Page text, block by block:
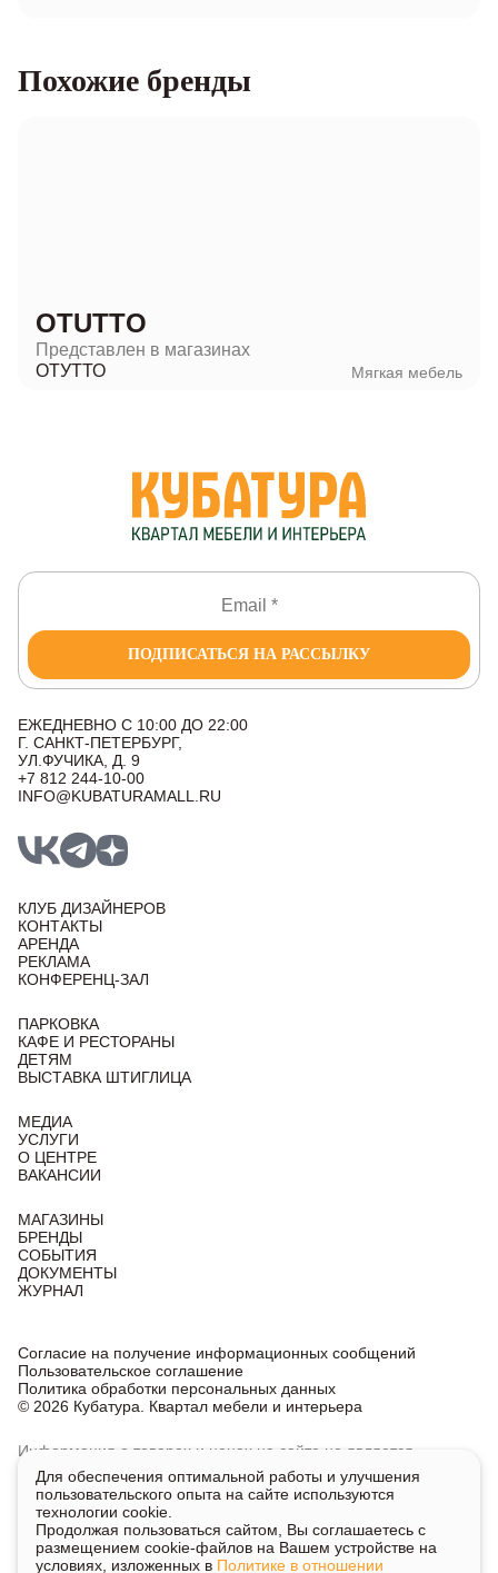
Похожие бренды
OTUTTO
Представлен в магазинах
ОТУТТО
Мягкая мебель
ПОДПИСАТЬСЯ НА РАССЫЛКУ
ЕЖЕДНЕВНО С 10:00 ДО 22:00
Г. САНКТ-ПЕТЕРБУРГ,
УЛ.ФУЧИКА, Д. 9
+7 812 244-10-00
INFO@KUBATURAMALL.RU
КЛУБ ДИЗАЙНЕРОВ
КОНТАКТЫ
АРЕНДА
РЕКЛАМА
КОНФЕРЕНЦ-ЗАЛ
ПАРКОВКА
КАФЕ И РЕСТОРАНЫ
ДЕТЯМ
ВЫСТАВКА ШТИГЛИЦА
МЕДИА
УСЛУГИ
О ЦЕНТРЕ
ВАКАНСИИ
МАГАЗИНЫ
БРЕНДЫ
СОБЫТИЯ
ДОКУМЕНТЫ
ЖУРНАЛ
© 2026 Кубатура. Квартал мебели и интерьера
Согласие на получение информационных сообщений
Пользовательское соглашение
Политика обработки персональных данных
Информация о товарах и ценах на сайте не является
публичной офертой, носит исключительно информационный
характер.
Для получения подробной информации о наличии
и стоимости указанных товаров и услуг напишите или
позвоните нам.
Для обеспечения оптимальной работы и улучшения
пользовательского опыта на сайте используются
технологии cookie.
Продолжая пользоваться сайтом, Вы соглашаетесь с
размещением cookie-файлов на Вашем устройстве на
условиях, изложенных в Политике в отношении